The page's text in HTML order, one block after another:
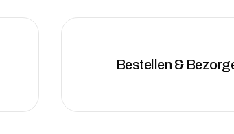
Bestellen &